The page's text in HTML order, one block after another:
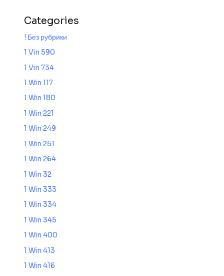
Categories
! Без рубрики
1 Vin 590
1 Vin 734
1 Win 117
1 Win 180
1 Win 221
1 Win 249
1 Win 251
1 Win 264
1 Win 32
1 Win 333
1 Win 334
1 Win 345
1 Win 400
1 Win 413
1 Win 416